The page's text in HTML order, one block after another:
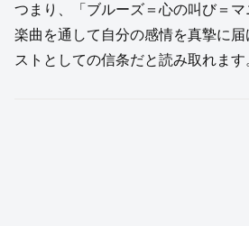
つまり、「ブルーズ＝心の叫び＝マ
楽曲を通して自分の感情を真摯に
ストとしての信条だと読み取れます